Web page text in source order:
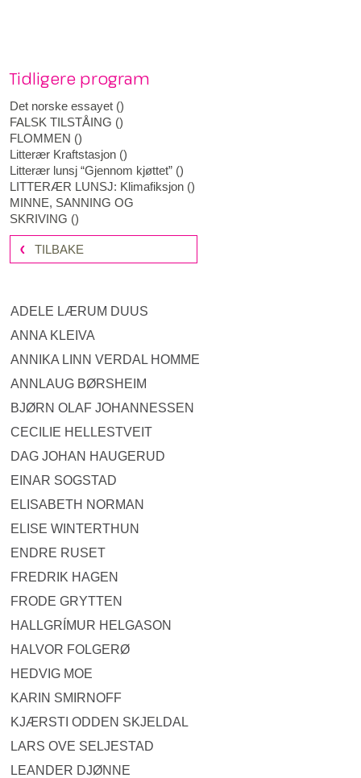
ADELE LÆRUM DUUS
ANNA KLEIVA
ANNIKA LINN VERDAL HOMME
ANNLAUG BØRSHEIM
BJØRN OLAF JOHANNESSEN
CECILIE HELLESTVEIT
DAG JOHAN HAUGERUD
EINAR SOGSTAD
ELISABETH NORMAN
ELISE WINTERTHUN
ENDRE RUSET
FREDRIK HAGEN
FRODE GRYTTEN
HALLGRÍMUR HELGASON
HALVOR FOLGERØ
HEDVIG MOE
KARIN SMIRNOFF
KJÆRSTI ODDEN SKJELDAL
LARS OVE SELJESTAD
LEANDER DJØNNE
Tidligere program
Det norske essayet ()
FALSK TILSTÅING ()
FLOMMEN ()
Litterær Kraftstasjon ()
Litterær lunsj “Gjennom kjøttet” ()
LITTERÆR LUNSJ: Klimafiksjon ()
MINNE, SANNING OG
SKRIVING ()
TILBAKE